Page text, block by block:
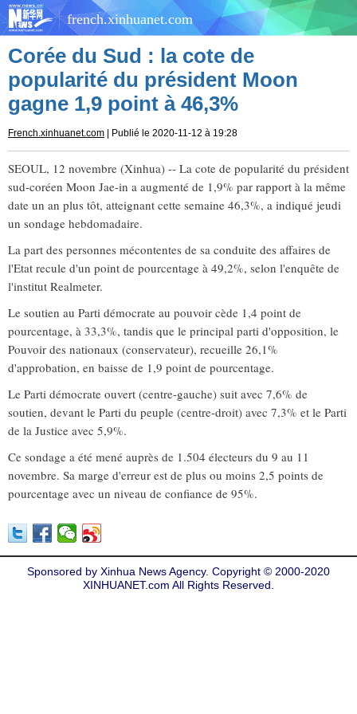
french.xinhuanet.com
Corée du Sud : la cote de
popularité du président Moon
gagne 1,9 point à 46,3%
French.xinhuanet.com | Publié le 2020-11-12 à 19:28
SEOUL, 12 novembre (Xinhua) -- La cote de popularité du président
sud-coréen Moon Jae-in a augmenté de 1,9% par rapport à la même
date un an plus tôt, atteignant cette semaine 46,3%, a indiqué jeudi
un sondage hebdomadaire.
La part des personnes mécontentes de sa conduite des affaires de
l'Etat recule d'un point de pourcentage à 49,2%, selon l'enquête de
l'institut Realmeter.
Le soutien au Parti démocrate au pouvoir cède 1,4 point de
pourcentage, à 33,3%, tandis que le principal parti d'opposition, le
Pouvoir des nationaux (conservateur), recueille 26,1%
d'approbation, en baisse de 1,9 point de pourcentage.
Le Parti démocrate ouvert (centre-gauche) suit avec 7,6% de
soutien, devant le Parti du peuple (centre-droit) avec 7,3% et le Parti
de la Justice avec 5,9%.
Ce sondage a été mené auprès de 1.504 électeurs du 9 au 11
novembre. Sa marge d'erreur est de plus ou moins 2,5 points de
pourcentage avec un niveau de confiance de 95%.
Sponsored by Xinhua News Agency. Copyright © 2000-2020
XINHUANET.com All Rights Reserved.